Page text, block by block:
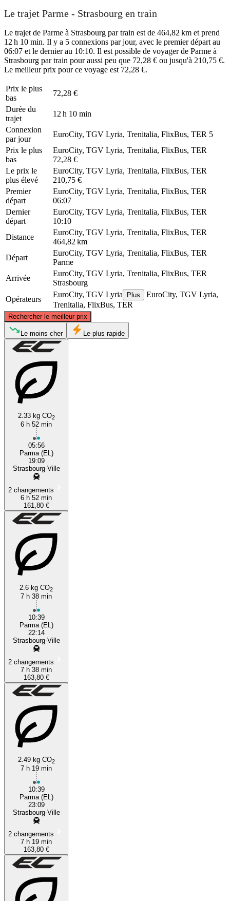
Le trajet Parme - Strasbourg en train
Le trajet de Parme à Strasbourg par train est de 464,82 km et prend
12 h 10 min. Il y a 5 connexions par jour, avec le premier départ au
06:07 et le dernier au 10:10. Il est possible de voyager de Parme à
Strasbourg par train pour aussi peu que 72,28 € ou jusqu'à 210,75 €.
Le meilleur prix pour ce voyage est 72,28 €.
Prix ​​le plus
bas
72,28 €
Durée du
trajet
12 h 10 min
Connexion
par jour
EuroCity, TGV Lyria, Trenitalia, FlixBus, TER 5
Prix ​​le plus
bas
EuroCity, TGV Lyria, Trenitalia, FlixBus, TER
72,28 €
Le prix le
plus élevé
EuroCity, TGV Lyria, Trenitalia, FlixBus, TER
210,75 €
Premier
départ
EuroCity, TGV Lyria, Trenitalia, FlixBus, TER
06:07
Dernier
départ
EuroCity, TGV Lyria, Trenitalia, FlixBus, TER
10:10
Distance
EuroCity, TGV Lyria, Trenitalia, FlixBus, TER
464,82 km
Départ
EuroCity, TGV Lyria, Trenitalia, FlixBus, TER
Parme
Arrivée
EuroCity, TGV Lyria, Trenitalia, FlixBus, TER
Strasbourg
Opérateurs
EuroCity, TGV Lyria Plus
EuroCity, TGV Lyria,
Trenitalia, FlixBus, TER
Rechercher le meilleur prix
Strasbourg
©CARTO
Le moins cher Le plus rapide
2.33 kg CO2
6 h 52 min
05:56
Parma (EL)
19:09
Strasbourg-Ville
2 changements
6 h 52 min
161,80 €
2.6 kg CO2
7 h 38 min
10:39
Parma (EL)
22:14
Strasbourg-Ville
2 changements
7 h 38 min
163,80 €
2.49 kg CO2
7 h 19 min
10:39
Parma (EL)
23:09
Strasbourg-Ville
2 changements
7 h 19 min
163,80 €